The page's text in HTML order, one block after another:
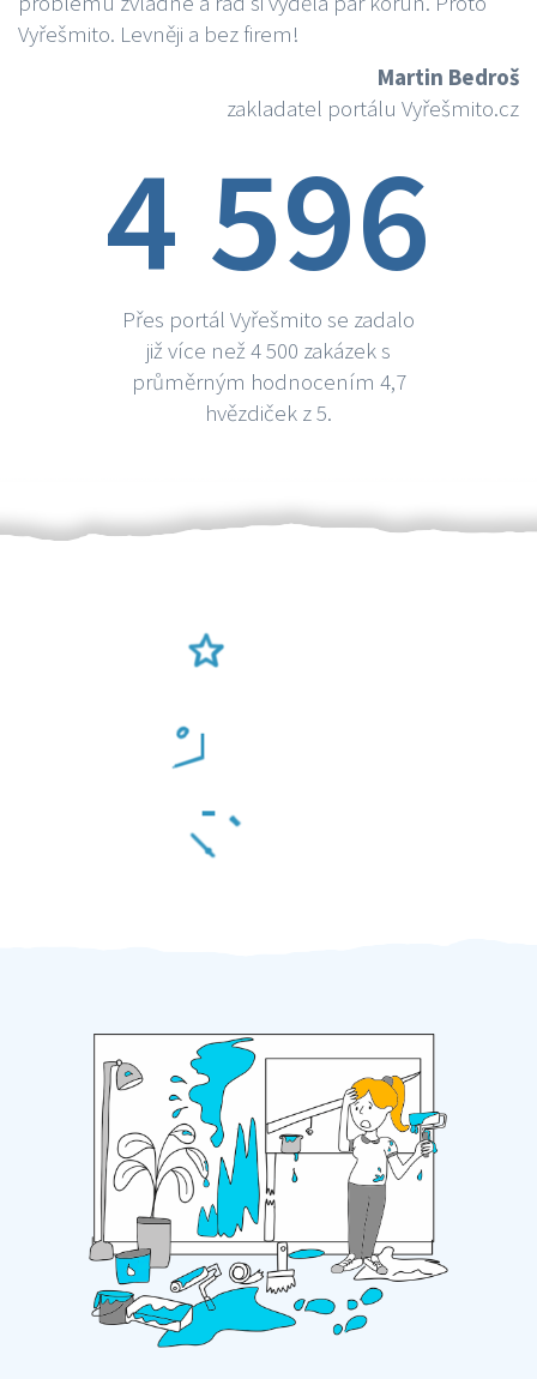
Vyřešmito. Levněji a bez firem!
Martin Bedroš
zakladatel portálu Vyřešmito.cz
4 596
Přes portál Vyřešmito se zadalo
již více než 4 500 zakázek s
průměrným hodnocením 4,7
hvězdiček z 5.